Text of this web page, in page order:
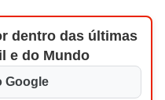
dentro das últimas
e do Mundo
Google